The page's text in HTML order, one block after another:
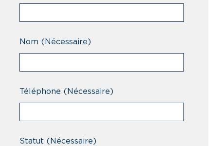
Nom (Nécessaire)
Téléphone (Nécessaire)
Statut (Nécessaire)